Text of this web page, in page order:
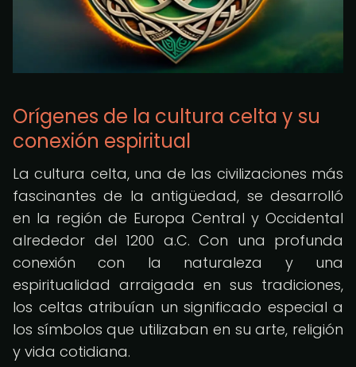
Orígenes de la cultura celta y su
conexión espiritual
La cultura celta, una de las civilizaciones más
fascinantes de la antigüedad, se desarrolló
en la región de Europa Central y Occidental
alrededor del 1200 a.C. Con una profunda
conexión con la naturaleza y una
espiritualidad arraigada en sus tradiciones,
los celtas atribuían un significado especial a
los símbolos que utilizaban en su arte, religión
y vida cotidiana.